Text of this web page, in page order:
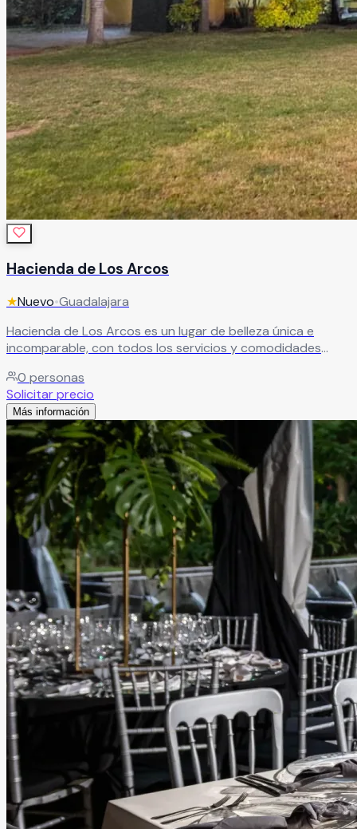
Hacienda de Los Arcos
★Nuevo•Guadalajara
Hacienda de Los Arcos es un lugar de belleza única e
incomparable, con todos los servicios y comodidades
como siempre lo imaginaron. Un espacio que no solo
complementa su celebración — la eleva.
0 personas
Solicitar precio
Más información